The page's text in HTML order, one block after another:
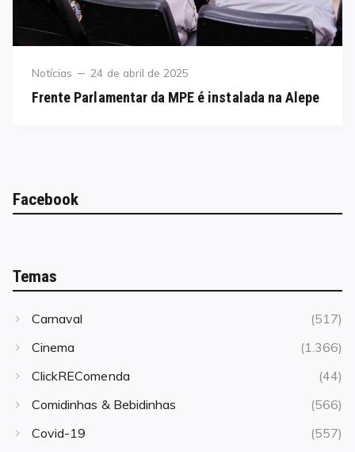
Category
Notícias
Posted
24 de abril de 2025
Frente Parlamentar da MPE é instalada na Alepe
Facebook
Temas
Carnaval
(517)
Cinema
(1.366)
ClickREComenda
(44)
Comidinhas & Bebidinhas
(566)
Covid-19
(557)